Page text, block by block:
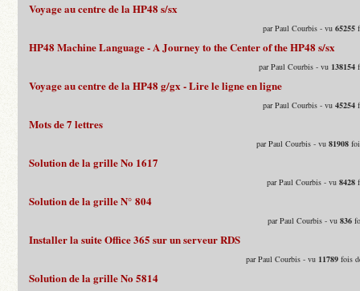
Voyage au centre de la HP48 s/sx
par Paul Courbis - vu65255
HP48 Machine Language - A Journey to the Center of the HP48 s/sx
par Paul Courbis - vu 138154
Voyage au centre de la HP48 g/gx - Lire le ligne en ligne
par Paul Courbis - vu45254
Mots de 7 lettres
par Paul Courbis - vu81908
Solution de la grille No 1617
par Paul Courbis - vu8428
Solution de la grille N° 804
par Paul Courbis - vu836
Installer la suite Office 365 sur un serveur RDS
par Paul Courbis - vu 11789 fois
Solution de la grille No 5814